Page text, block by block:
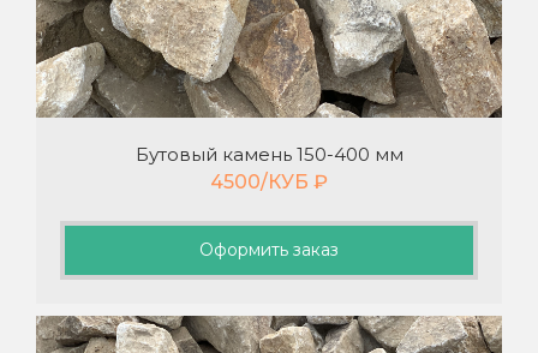
Бутовый камень 150-400 мм
4500/КУБ ₽
Оформить заказ